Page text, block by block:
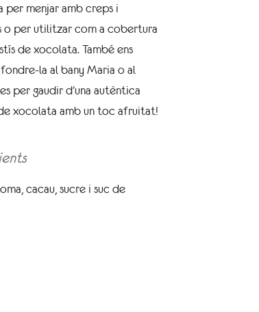
per menjar amb creps i
o per utilitzar com a cobertura
de xocolata. També ens
la al bany Maria o al
per gaudir d'una autèntica
xocolata amb un toc afruitat!
cacau, sucre i suc de